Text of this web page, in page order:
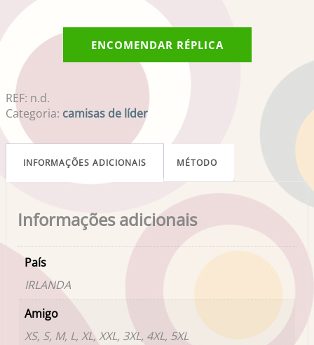
ENCOMENDAR RÉPLICA
REF: n.d.
Categoria: camisas de líder
INFORMAÇÕES ADICIONAIS MÉTODO
Informações adicionais
País
IRLANDA
Amigo
XS, S, M, L, XL, XXL, 3XL, 4XL, 5XL